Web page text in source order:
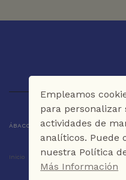
ÁBACO LIBROS Y CAFÉ © 2025
Inicio Tienda La Librería
Empleamos
para personalizar
actividades de
analíticos. Puede
nuestra Política
Más Información